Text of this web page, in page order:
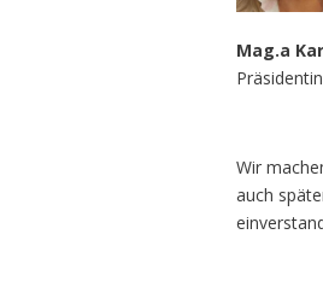
Mag.a
Wir
auch